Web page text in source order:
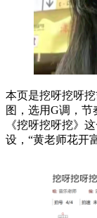
本页是挖呀挖呀
图，选用G调，节
《挖呀挖呀挖》
设，“黄老师花开